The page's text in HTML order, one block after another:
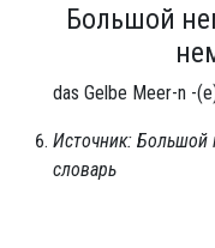
Большой
das Gelbe Meer-n -
Источник: Большой
словарь